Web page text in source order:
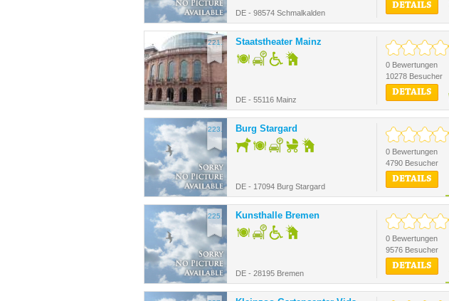
DE - 98574 Schmalkalden
DETAILS
221. Staatstheater Mainz
DE - 55116 Mainz
0 Bewertungen
10278 Besucher
DETAILS
223. Burg Stargard
DE - 17094 Burg Stargard
0 Bewertungen
4790 Besucher
DETAILS
225. Kunsthalle Bremen
DE - 28195 Bremen
0 Bewertungen
9576 Besucher
DETAILS